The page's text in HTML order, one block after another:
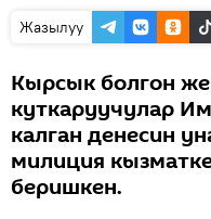
Жазылуу
Кырсык болгон
куткаруучулар
калган денесин
милиция
беришкен.